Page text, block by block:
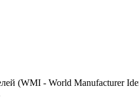
(WMI - World Manufacturer